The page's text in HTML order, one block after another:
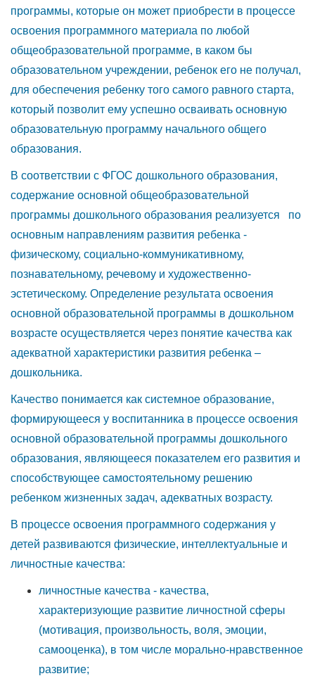
программы, которые он может приобрести в процессе
освоения программного материала по любой
общеобразовательной программе, в каком бы
образовательном учреждении, ребенок его не получал,
для обеспечения ребенку того самого равного старта,
который позволит ему успешно осваивать основную
образовательную программу начального общего
образования.
В соответствии с ФГОС дошкольного образования,
содержание основной общеобразовательной
программы дошкольного образования реализуется по
основным направлениям развития ребенка -
физическому, социально-коммуникативному,
познавательному, речевому и художественно-
эстетическому. Определение результата освоения
основной образовательной программы в дошкольном
возрасте осуществляется через понятие качества как
адекватной характеристики развития ребенка –
дошкольника.
Качество понимается как системное образование,
формирующееся у воспитанника в процессе освоения
основной образовательной программы дошкольного
образования, являющееся показателем его развития и
способствующее самостоятельному решению
ребенком жизненных задач, адекватных возрасту.
В процессе освоения программного содержания у
детей развиваются физические, интеллектуальные и
личностные качества:
личностные качества - качества,
характеризующие развитие личностной сферы
(мотивация, произвольность, воля, эмоции,
самооценка), в том числе морально-нравственное
развитие;